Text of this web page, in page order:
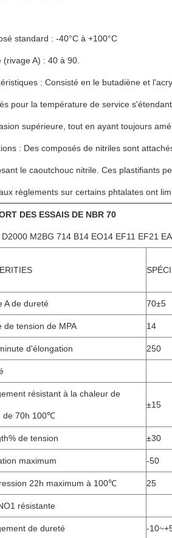
standard : -40°C à +100°C
(rivage A) : 40 à 90.
: Consisté en le butadiène et
pour la température de service
supérieure, tout en ayant toujours
: Des composés de nitriles sont
le caoutchouc nitrile. Ces plastifiants
règlements sur certains phtalates ont
DES ESSAIS DE NBR 70
M2BG 714 B14 EO14 EF11 EF21
A de dureté 70±5
de tension de MPA 14
d'élongation 250
résistant à la chaleur de
de 70h 100℃
±15
de tension ±30
maximum -50
22h maximum à 100℃ 25
résistante
de dureté -